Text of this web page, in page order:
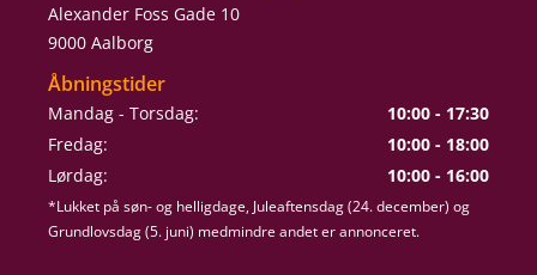
Alexander Foss Gade 10
9000 Aalborg
Åbningstider
Mandag - Torsdag:
10:00 - 17:30
Fredag:
10:00 - 18:00
Lørdag:
10:00 - 16:00
*Lukket på søn- og helligdage, Juleaftensdag (24. december) og
Grundlovsdag (5. juni) medmindre andet er annonceret.